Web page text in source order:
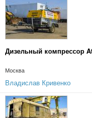
Дизельный компрессор
Москва
Владислав Кривенко